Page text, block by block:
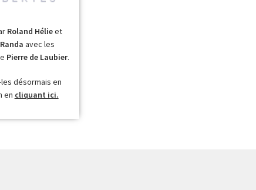
Roland Hélieet
avec les
Pierre de Laubier.
désormais en
en cliquant ici.